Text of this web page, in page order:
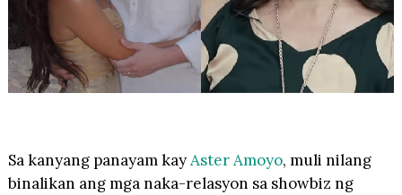
Sa kanyang panayam kayAster Amoyo, muli nilang
binalikan ang mga naka-relasyon sa showbiz ng